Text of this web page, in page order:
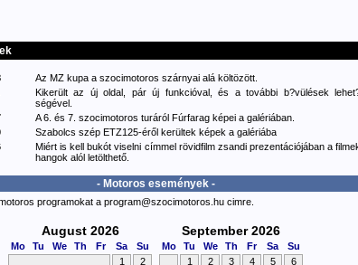
Az MZ kupa a szocimotoros szárnyai alá költözött.
Kikerült az új oldal, pár új funkcióval, és a további b?vülések
ségével.
A 6. és 7. szocimotoros turáról Fúrfarag képei a galériában.
Szabolcs szép ETZ125-éről kerültek képek a galériába
Miért is kell bukót viselni címmel rövidfilm zsandi prezentációjában a
hangok alól letölthető.
- Motoros események -
programokat a program@szocimotoros.hu cimre.
August 2026
Mo Tu We Th Fr Sa
Su
1
2
September 2026
Mo Tu We Th Fr Sa
Su
1
2 3 4 5 6